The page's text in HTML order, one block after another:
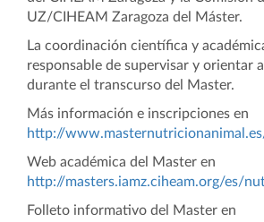
UZ/CIHEAM Zaragoza del Máster.
La coordinación científica y
responsable de supervisar y orientar
durante el transcurso del Master.
Más información e inscripciones en
http://
Web académica del Master en
http://masters.iamz.ciheam.org/es/
Folleto informativo del Master en